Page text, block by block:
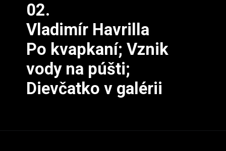
02.
Vladimír Havrilla
Po kvapkaní; Vznik
vody na púšti;
Dievčatko v galérii